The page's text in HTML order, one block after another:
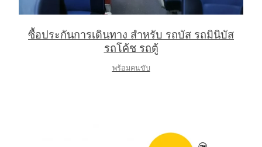
ซื้อประกันการเดินทาง สำหรับ รถบัส รถมินิบัส
รถโค้ช รถตู้
พร้อมคนขับ